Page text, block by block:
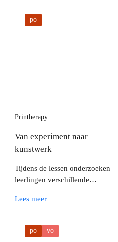
po
Printherapy
Van experiment naar
kunstwerk
Tijdens de lessen onderzoeken
leerlingen verschillende
zoals sponsen, karton, natuurlijke
voorwerpen. Ze experimenteren
met kleur, vorm en textuur zonder
Lees meer
po vo